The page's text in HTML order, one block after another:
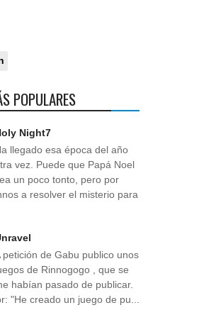
POPULARES
Night7
llegado esa época del año
vez. Puede que Papá Noel
un poco tonto, pero por
a resolver el misterio para
petición de Gabu publico unos
de Rinnogogo , que se
habían pasado de publicar.
"He creado un juego de pu...